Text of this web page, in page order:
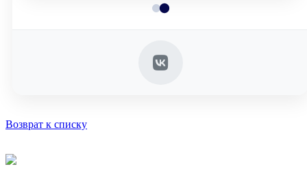
Возврат к списку